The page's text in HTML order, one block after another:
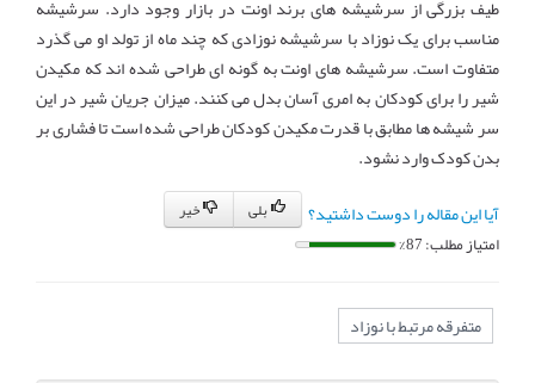
طیف بزرگی از سرشیشه های برند اونت در بازار وجود دارد. سرشیشه
مناسب برای یک نوزاد با سرشیشه نوزادی که چند ماه از تولد او می گذرد
متفاوت است. سرشیشه های اونت به گونه ای طراحی شده اند که مکیدن
شیر را برای کودکان به امری آسان بدل می کنند. میزان جریان شیر در این
سر شیشه ها مطابق با قدرت مکیدن کودکان طراحی شده است تا فشاری بر
بدن کودک وارد نشود.
آیا این مقاله را دوست داشتید؟
خیر
امتیاز مطلب: 87%
متفرقه مرتبط با نوزاد